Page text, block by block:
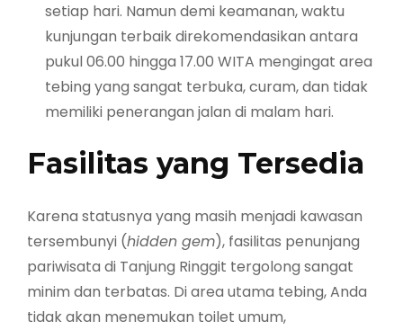
setiap hari. Namun demi keamanan, waktu
kunjungan terbaik direkomendasikan antara
pukul 06.00 hingga 17.00 WITA mengingat area
tebing yang sangat terbuka, curam, dan tidak
memiliki penerangan jalan di malam hari.
Fasilitas yang Tersedia
Karena statusnya yang masih menjadi kawasan
tersembunyi (hidden gem), fasilitas penunjang
pariwisata di Tanjung Ringgit tergolong sangat
minim dan terbatas. Di area utama tebing, Anda
tidak akan menemukan toilet umum,